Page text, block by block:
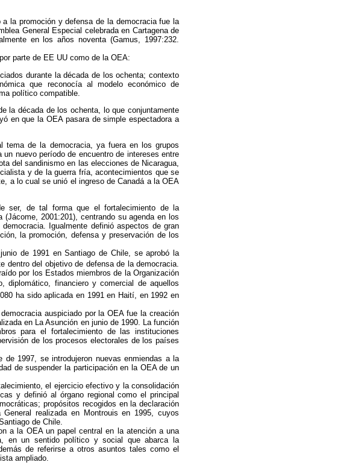
la promoción y defensa de la democracia fue la
General Especial celebrada en Cartagena de
en los años noventa (Gamus, 1997:232.
parte de EE UU como de la OEA:
durante la década de los ochenta; contexto
que reconocía al modelo económico de
político compatible.
la década de los ochenta, lo que conjuntamente
en que la OEA pasara de simple espectadora a
tema de la democracia, ya fuera en los grupos
nuevo período de encuentro de intereses entre
del sandinismo en las elecciones de Nicaragua,
y de la guerra fría, acontecimientos que se
a lo cual se unió el ingreso de Canadá a la OEA
ser, de tal forma que el fortalecimiento de la
2001:201), centrando su agenda en los
Igualmente definió aspectos de gran
la promoción, defensa y preservación de los
de 1991 en Santiago de Chile, se aprobó la
dentro del objetivo de defensa de la democracia.
por los Estados miembros de la Organización
diplomático, financiero y comercial de aquellos
ha sido aplicada en 1991 en Haití, en 1992 en
auspiciado por la OEA fue la creación
en La Asunción en junio de 1990. La función
para el fortalecimiento de las instituciones
de los procesos electorales de los países
1997, se introdujeron nuevas enmiendas a la
de suspender la participación en la OEA de un
el ejercicio efectivo y la consolidación
y definió al órgano regional como el principal
propósitos recogidos en la declaración
realizada en Montrouis en 1995, cuyos
de Chile.
a la OEA un papel central en la atención a una
en un sentido político y social que abarca la
de referirse a otros asuntos tales como el
ampliado.